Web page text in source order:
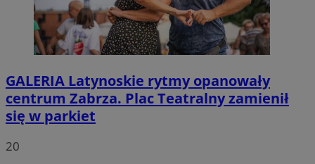
GALERIA Latynoskie rytmy opanowały
centrum Zabrza. Plac Teatralny zamienił
się w parkiet
20